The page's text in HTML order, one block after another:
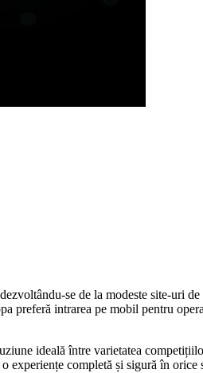
se de la modeste site-uri
intrarea pe mobil pentru
ideală între varietatea
experiențe completă și sigură în orice